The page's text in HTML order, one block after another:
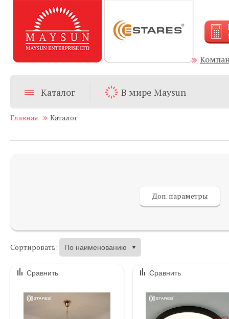
Каталог В мире Maysun
Главная Каталог
Доп. параметры
Сортировать:
Сравнить Сравнить